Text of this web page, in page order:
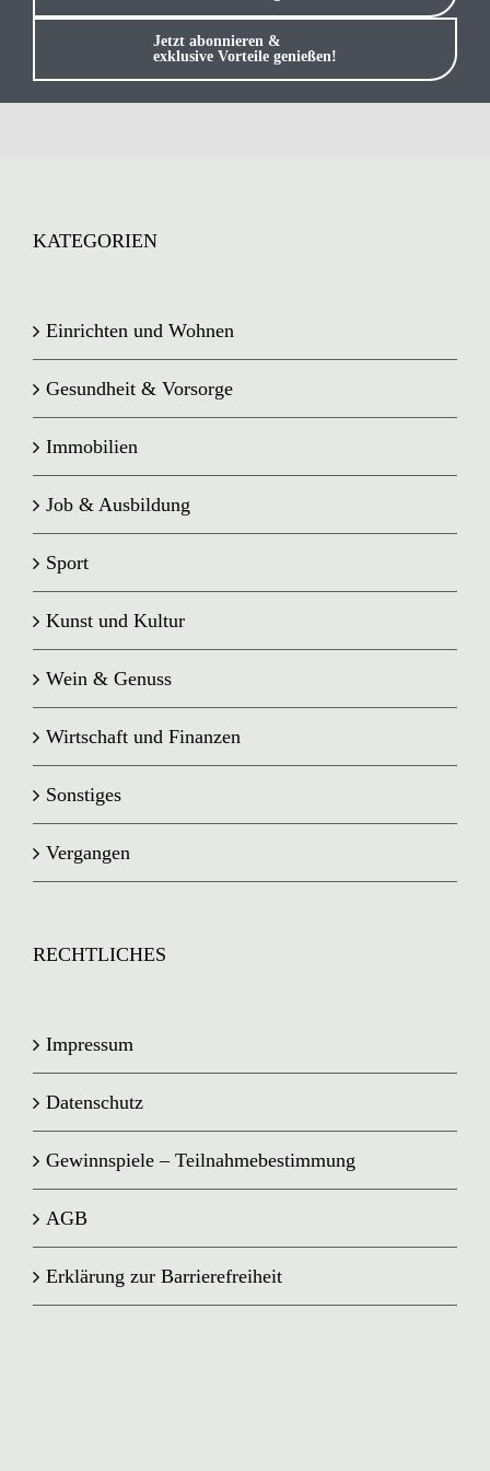
Anmelden / Registrieren
Jetzt abonnieren &
exklusive Vorteile genießen!
KATEGORIEN
Einrichten und Wohnen
Gesundheit & Vorsorge
Immobilien
Job & Ausbildung
Sport
Kunst und Kultur
Wein & Genuss
Wirtschaft und Finanzen
Sonstiges
Vergangen
RECHTLICHES
Impressum
Datenschutz
Gewinnspiele – Teilnahmebestimmung
AGB
Erklärung zur Barrierefreiheit